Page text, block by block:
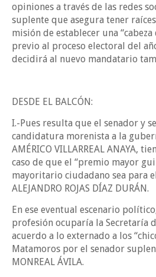
opiniones a través de las redes
suplente que asegura tener
misión de establecer una “cabeza
previo al proceso electoral del
decidirá al nuevo mandatario
DESDE EL BALCÓN:
I.-Pues resulta que el senador y
candidatura morenista a la
AMÉRICO VILLARREAL ANAYA,
caso de que el “premio mayor
mayoritario ciudadano sea para
ALEJANDRO ROJAS DÍAZ DURÁN.
En ese eventual escenario
profesión ocuparía la Secretaría
acuerdo a lo externado a los
Matamoros por el senador
MONREAL ÁVILA.